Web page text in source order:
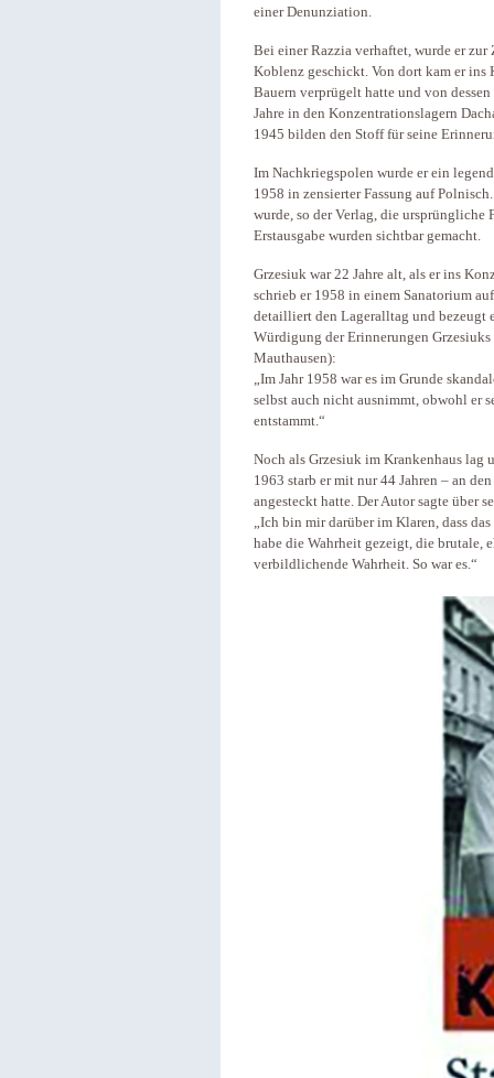
einer Denunziation.
Bei einer Razzia verhaftet, wurde er
Koblenz geschickt. Von dort kam er ins
Bauern verprügelt hatte und von
Jahre in den Konzentrationslagern
1945 bilden den Stoff für seine
Im Nachkriegspolen wurde er ein
1958 in zensierter Fassung auf
wurde, so der Verlag, die ursprüngliche
Erstausgabe wurden sichtbar gemacht.
Grzesiuk war 22 Jahre alt, als er ins
schrieb er 1958 in einem Sanatorium
detailliert den Lageralltag und bezeugt
Würdigung der Erinnerungen
Mauthausen):
„Im Jahr 1958 war es im Grunde
selbst auch nicht ausnimmt, obwohl er
entstammt.“
Noch als Grzesiuk im Krankenhaus lag
1963 starb er mit nur 44 Jahren – an
angesteckt hatte. Der Autor sagte über
„Ich bin mir darüber im Klaren, dass
habe die Wahrheit gezeigt, die brutale,
verbildlichende Wahrheit. So war es.“